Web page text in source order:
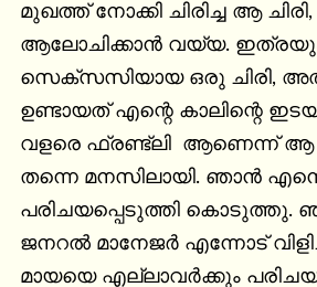
മുഖത്ത് നോക്കി ചിരിച്ച ആ
ആലോചിക്കാൻ വയ്യ.
സെക്സസിയായ ഒരു ചിരി,
ഉണ്ടായത് എന്റെ കാലിന്റെ
വളരെ ഫ്രണ്ട്‌ലി  ആണെന്ന് ആ ചിരിയിൽ നിന്ന്
തന്നെ മനസിലായി. ഞാൻ
പരിചയപ്പെടുത്തി കൊടുത്തു.
ജനറൽ മാനേജർ എന്നോട്
മായയെ എല്ലാവർക്കും